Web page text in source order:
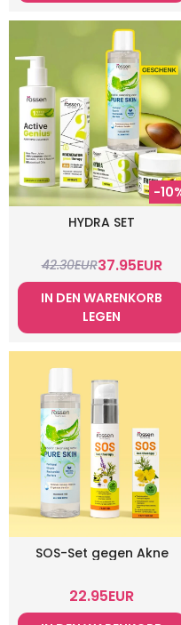
-
HYDRA SET
42.30EUR37.95EUR
IN DEN WARENKORB
LEGEN
SOS-Set gegen Akne
22.95EUR